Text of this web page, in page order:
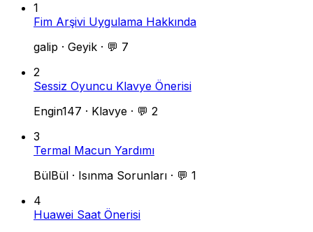
1
Fim Arşivi Uygulama Hakkında
galip · Geyik · 💬 7
2
Sessiz Oyuncu Klavye Önerisi
Engin147 · Klavye · 💬 2
3
Termal Macun Yardımı
BülBül · Isınma Sorunları · 💬 1
4
Huawei Saat Önerisi